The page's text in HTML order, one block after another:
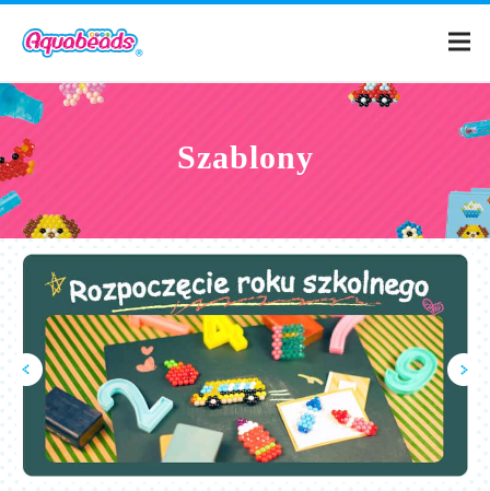
Co to sąAquabeads?
Filmy
Dla rodziców
Szablony